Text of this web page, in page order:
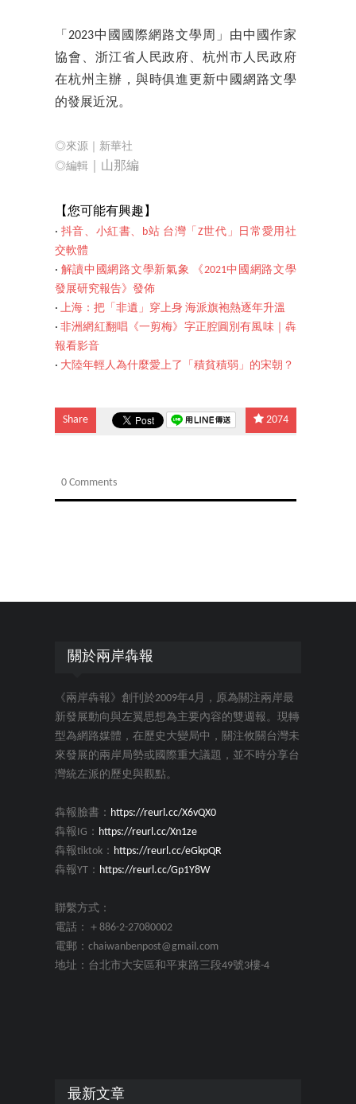
「2023中國國際網路文學周」由中國作家
協會、浙江省人民政府、杭州市人民政府
在杭州主辦，與時俱進更新中國網路文學
的發展近況。
◎來源｜新華社
◎編輯 ｜山那編
【您可能有興趣】
‧ 抖音、小紅書、b站 台灣「Z世代」日常愛用社
交軟體
‧ 解讀中國網路文學新氣象 《2021中國網路文學
發展研究報告》發佈
‧ 上海：把「非遺」穿上身 海派旗袍熱逐年升溫
‧非洲網紅翻唱《一剪梅》字正腔圓別有風味｜犇
報看影音
‧ 大陸年輕人為什麼愛上了「積貧積弱」的宋朝？
Share 2074
0 Comments
關於兩岸犇報
《兩岸犇報》創刊於2009年4月，原為關注兩岸最
新發展動向與左翼思想為主要內容的雙週報。現轉
型為網路媒體，在歷史大變局中，關注攸關台灣未
來發展的兩岸局勢或國際重大議題，並不時分享台
灣統左派的歷史與觀點。
犇報臉書： https://reurl.cc/X6vQX0
犇報IG： https://reurl.cc/Xn1ze
犇報tiktok： https://reurl.cc/eGkpQR
犇報YT： https://reurl.cc/Gp1Y8W
聯繫方式：
電話：＋886-2-27080002
電郵：chaiwanbenpost@gmail.com
地址：台北市大安區和平東路三段49號3樓-4
最新文章